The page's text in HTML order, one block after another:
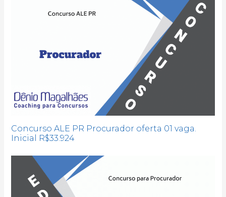
Concurso ALE PR Procurador oferta 01 vaga.
Inicial R$33.924